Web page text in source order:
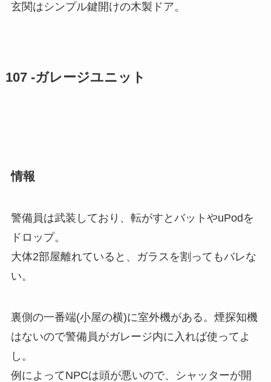
玄関はシンプル鍵開けの木製ドア。
107 -ガレージユニット
情報
警備員は武装しており、転がすとバットやuPodを
ドロップ。
大体2部屋離れていると、ガラスを割ってもバレな
い。
裏側の一番端(小屋の横)に室外機がある。煙探知機
はないので警備員がガレージ内に入れば使ってよ
し。
例によってNPCは頭が悪いので、シャッターが開